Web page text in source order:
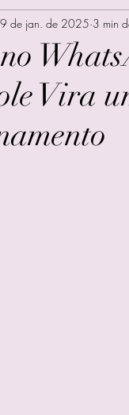
Vira
de jan. de 2025 3 min
de 5 estrelas.